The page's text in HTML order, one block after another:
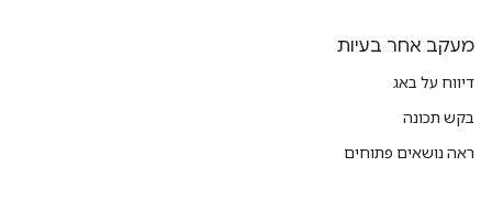
מעקב אחר בעיות
דיווח על באג
בקש תכונה
ראה נושאים פתוחים